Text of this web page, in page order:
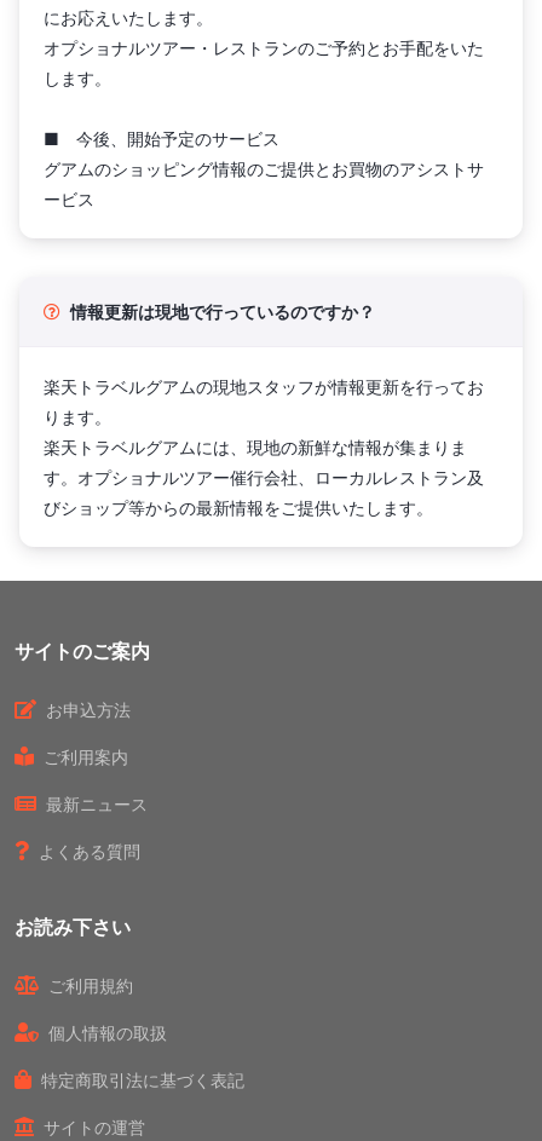
にお応えいたします。
オプショナルツアー・レストランのご予約とお手配をいた
します。
■ 今後、開始予定のサービス
グアムのショッピング情報のご提供とお買物のアシストサ
ービス
情報更新は現地で行っているのですか？
楽天トラベルグアムの現地スタッフが情報更新を行ってお
ります。
楽天トラベルグアムには、現地の新鮮な情報が集まりま
す。オプショナルツアー催行会社、ローカルレストラン及
びショップ等からの最新情報をご提供いたします。
サイトのご案内
お申込方法
ご利用案内
最新ニュース
よくある質問
お読み下さい
ご利用規約
個人情報の取扱
特定商取引法に基づく表記
サイトの運営